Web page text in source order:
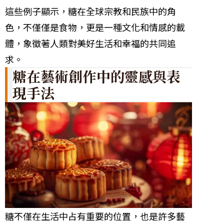
這些例子顯示，糖在全球宗教和民族中的角
色，不僅僅是食物，更是一種文化和情感的載
體，象徵著人類對美好生活和幸福的共同追
求。
糖在藝術創作中的靈感與表
現手法
糖不僅在生活中占有重要的位置，也是許多藝